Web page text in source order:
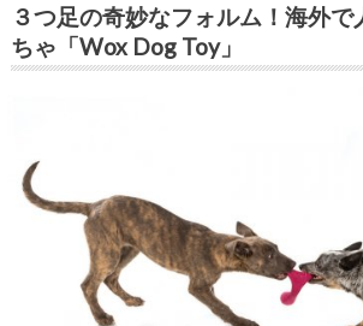
３つ足の奇妙なフォルム！海外で
ちゃ「Wox Dog Toy」